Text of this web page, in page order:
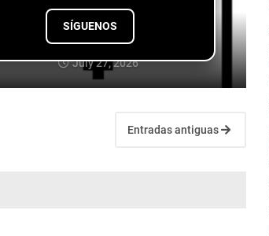
SÍGUENOS
Dos Santos - Es Amor
July 27, 2026
Entradas antiguas